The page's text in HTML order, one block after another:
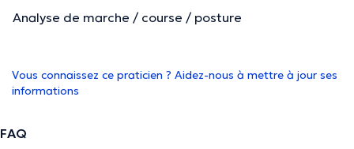
Analyse de marche / course / posture
Vous connaissez ce praticien ? Aidez-nous à mettre à jour ses
informations
FAQ